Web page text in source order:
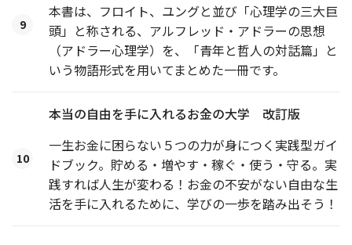
9
本書は、フロイト、ユングと並び「心理学の三大巨
頭」と称される、アルフレッド・アドラーの思想
（アドラー心理学）を、「青年と哲人の対話篇」と
いう物語形式を用いてまとめた一冊です。
10
本当の自由を手に入れるお金の大学 改訂版
一生お金に困らない５つの力が身につく実践型ガイ
ドブック。貯める・増やす・稼ぐ・使う・守る。実
践すれば人生が変わる！お金の不安がない自由な生
活を手に入れるために、学びの一歩を踏み出そう！